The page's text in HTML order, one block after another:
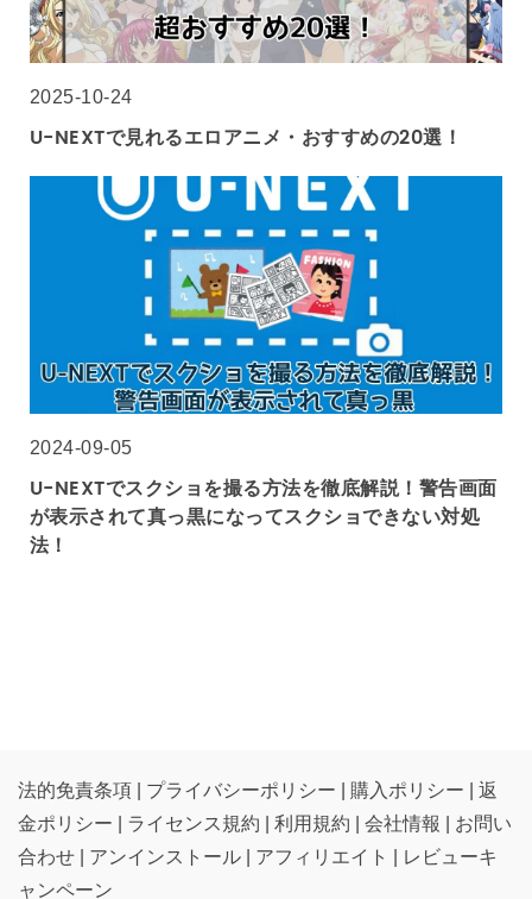
2025-10-24
U-NEXTで見れるエロアニメ・おすすめの20選！
2024-09-05
U-NEXTでスクショを撮る方法を徹底解説！警告画面
が表示されて真っ黒になってスクショできない対処
法！
法的免責条項 プライバシーポリシー 購入ポリシー
返
金ポリシー
ライセンス規約 利用規約 会社情報
お問い
合わせ
アンインストール アフィリエイト
レビューキ
ャンペーン